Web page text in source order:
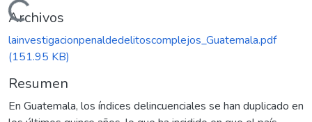
Cargando...
Archivos
lainvestigacionpenaldedelitoscomplejos_Guatemala.pdf
(151.95 KB)
Resumen
En Guatemala, los índices delincuenciales se han duplicado en